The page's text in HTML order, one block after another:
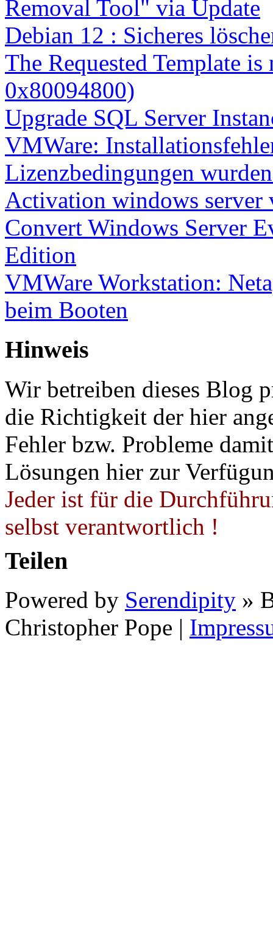
Removal Tool" via Update
Debian 12 : Sicheres
The Requested Template
0x80094800)
Upgrade SQL Server
VMWare:
Lizenzbedingungen
Activation windows server
Convert Windows Server
Edition
VMWare Workstation:
beim Booten
Hinweis
Wir betreiben dieses Blog
die Richtigkeit der hier
Fehler bzw. Probleme
Lösungen hier zur
Jeder ist für die
selbst verantwortlich !
Teilen
Powered by Serendipity »
Christopher Pope |